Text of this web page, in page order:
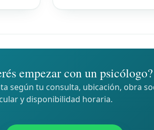
empezar con un psicólogo?
según tu consulta, ubicación, obra
y disponibilidad horaria.